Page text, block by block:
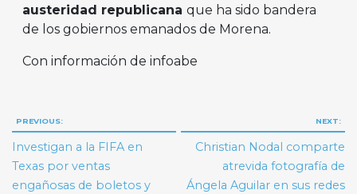
austeridad republicana que ha sido bandera
de los gobiernos emanados de Morena.
Con información de infoabe
Navegación
de
entradas
PREVIOUS:
Investigan a la FIFA en
Texas por ventas
engañosas de boletos y
NEXT:
Christian Nodal comparte
atrevida fotografía de
Ángela Aguilar en sus redes